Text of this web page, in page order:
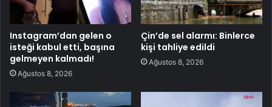
Instagram’dan gelen o
isteği kabul etti, başına
gelmeyen kalmadı!
Ağustos 8, 2026
Çin’de sel alarmı: Binlerce
kişi tahliye edildi
Ağustos 8, 2026